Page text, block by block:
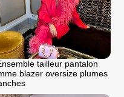
tailleur pantalon
blazer oversize plumes